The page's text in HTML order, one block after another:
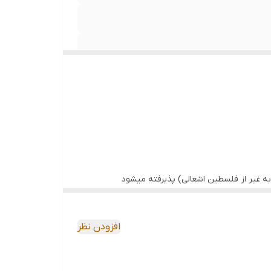
غیر از فلسطین اشعالی) پذیرفته میشود
افزودن نظر